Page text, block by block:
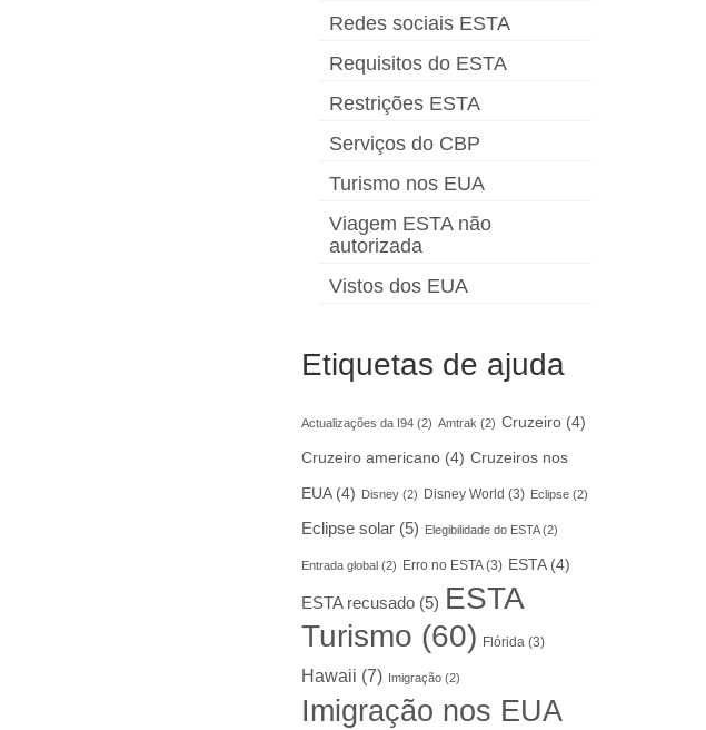
Redes sociais ESTA
Requisitos do ESTA
Restrições ESTA
Serviços do CBP
Turismo nos EUA
Viagem ESTA não
autorizada
Vistos dos EUA
Etiquetas de ajuda
Actualizações da I94(2) Amtrak (2) Cruzeiro(4)
Cruzeiro americano(4) Cruzeiros nos
EUA(4) Disney(2) Disney World (3) Eclipse(2)
Eclipse solar(5) Elegibilidade do ESTA(2)
Entrada global (2) Erro no ESTA(3) ESTA(4)
ESTA recusado(5) ESTA
Turismo (60) Flórida(3)
Hawaii (7) Imigração(2)
Imigração nos EUA